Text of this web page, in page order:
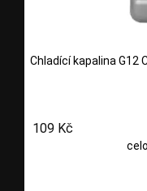
Chladící kapalina
109 Kč